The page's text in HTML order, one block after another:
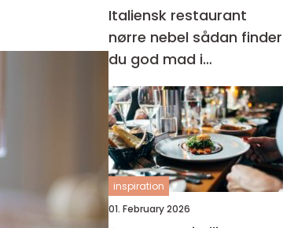
Italiensk restaurant
nørre nebel sådan finder
du god mad i
nærmiljøet
inspiration
01. February 2026